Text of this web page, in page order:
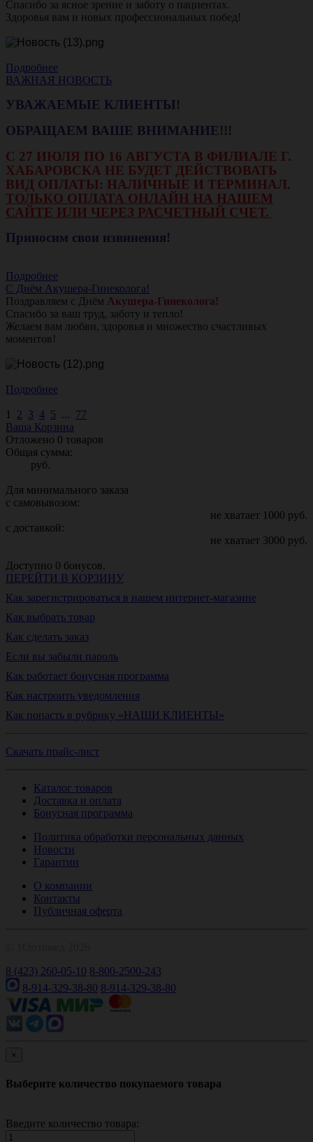
Спасибо за ясное зрение и заботу о пациентах.
Здоровья вам и новых профессиональных побед!
Подробнее
ВАЖНАЯ НОВОСТЬ
УВАЖАЕМЫЕ КЛИЕНТЫ!
ОБРАЩАЕМ ВАШЕ ВНИМАНИЕ!!!
С 27 ИЮЛЯ ПО 16 АВГУСТА В ФИЛИАЛЕ Г.
ХАБАРОВСКА НЕ БУДЕТ ДЕЙСТВОВАТЬ
ВИД ОПЛАТЫ: НАЛИЧНЫЕ И ТЕРМИНАЛ.
ТОЛЬКО ОПЛАТА ОНЛАЙН НА НАШЕМ
САЙТЕ ИЛИ ЧЕРЕЗ РАСЧЕТНЫЙ СЧЕТ.
Приносим свои извинения!
Подробнее
С Днём Акушера-Гинеколога!
Поздравляем с Днём Акушера-Гинеколога!
Спасибо за ваш труд, заботу и тепло!
Желаем вам любви, здоровья и множество счастливых
моментов!
Подробнее
1 2 3 4 5 ... 77
Ваша Корзина
Отложено 0 товаров
Общая сумма:
руб.
Для минимального заказа
с самовывозом:
не хватает 1000 руб.
с доставкой:
не хватает 3000 руб.
Доступно 0 бонусов.
ПЕРЕЙТИ В КОРЗИНУ
Как зарегистрироваться в нашем интернет-магазине
Как выбрать товар
Как сделать заказ
Если вы забыли пароль
Как работает бонусная программа
Как настроить уведомления
Как попасть в рубрику «НАШИ КЛИЕНТЫ»
Скачать прайс-лист
Каталог товаров
Доставка и оплата
Бонусная программа
Политика обработки персональных данных
Новости
Гарантии
О компании
Контакты
Публичная оферта
8 (423) 260-05-10 8-800-2500-243
8-914-329-38-80 8-914-329-38-80
×
Выберите количество покупаемого товара
Введите количество товара: